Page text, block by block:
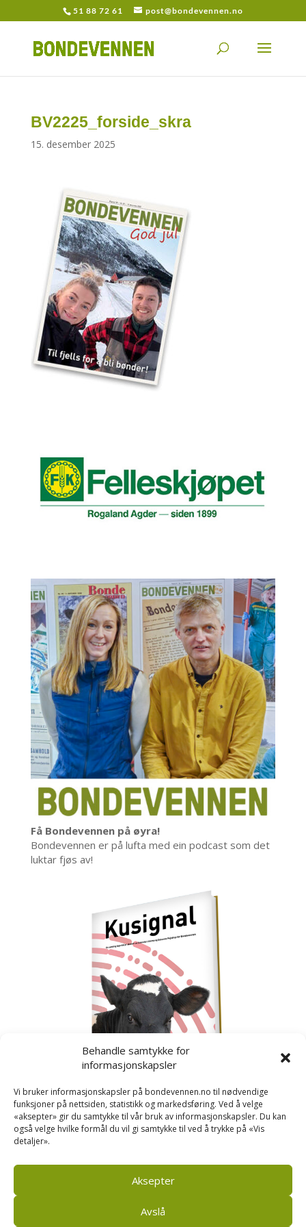
Behandle samtykke for
informasjonskapsler
Vi bruker informasjonskapsler på bondevennen.no til nødvendige
funksjoner på nettsiden, statistikk og markedsføring. Ved å velge
«aksepter» gir du samtykke til vår bruk av informasjonskapsler. Du kan
også velge hvilke formål du vil gi samtykke til ved å trykke på «Vis
detaljer».
Aksepter
Avslå
51 88 72 61 post@bondevennen.no
BV2225_forside_skra
15. desember 2025
Få Bondevennen på øyra!
Bondevennen er på lufta med ein podcast som det
luktar fjøs av!
Kusignal